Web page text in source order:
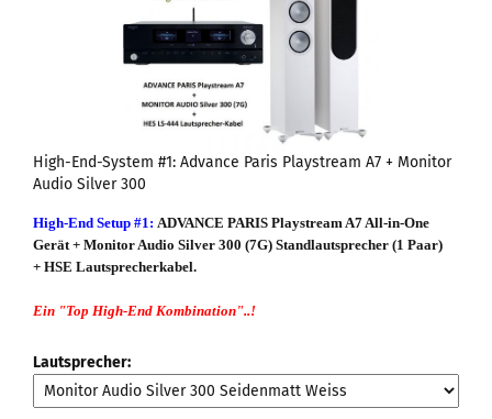
High-End-System #1: Advance Paris Playstream A7 + Monitor
Audio Silver 300
High-End Setup #1: ADVANCE PARIS Playstream A7 All-in-One
Gerät + Monitor Audio Silver 300 (7G) Standlautsprecher (1 Paar)
+ HSE Lautsprecherkabel.
Ein "Top High-End Kombination"..!
Lautsprecher: